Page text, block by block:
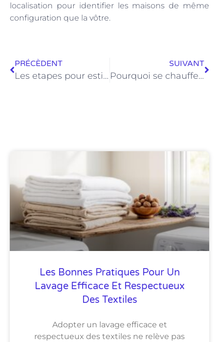
localisation pour identifier les maisons de même
configuration que la vôtre.
PRÉCÈDENT
Les etapes pour estimer la valeur d’un patrimoine immobilier avec precision
SUIVANT
Pourquoi se chauffer au bois en 2023 ?
Les Bonnes Pratiques Pour Un
Lavage Efficace Et Respectueux
Des Textiles
Adopter un lavage efficace et
respectueux des textiles ne relève pas